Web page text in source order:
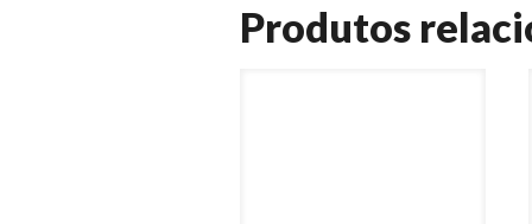
Produtos